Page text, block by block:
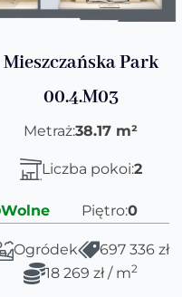
Mieszczańska Park
00.4.M03
Metraż:38.17 m²
Liczba pokoi:2
Wolne Piętro:0
Ogródek
697 336 zł
18 269 zł / m2